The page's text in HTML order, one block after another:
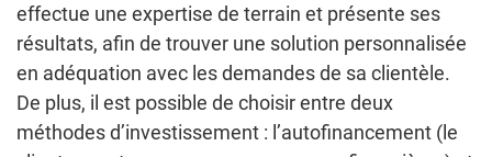
effectue une expertise de terrain et présente ses
résultats, afin de trouver une solution personnalisée
en adéquation avec les demandes de sa clientèle.
De plus, il est possible de choisir entre deux
méthodes d’investissement : l’autofinancement (le